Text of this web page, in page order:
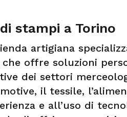
stampi a Torino
artigiana
che offre soluzioni
dei settori
il tessile,
e all’uso di